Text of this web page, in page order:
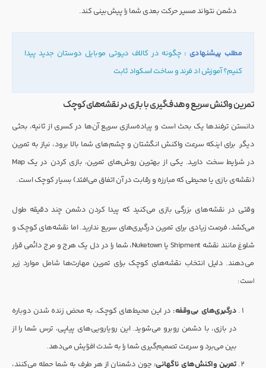
دشمن نتواند مسیر حرکت بعدی شما را پیش‌بینی کند.
مطلب پیشنهادی : چگونه در کالاف دیوتی موبایل دوستان جدید پیدا
کنیم؟ آموزش اد فرند و ساخت اسکواد ثابت
تمرین واکنش سریع و هدف‌گیری با بازی در نقشه‌های کوچک
دانستن ترفندها یک بحث است و پیاده‌سازی سریع آن‌ها در کسری از ثانیه، بحثی
دیگر. برای اینکه سرعت واکنش انگشتان و چشم‌های شما بالا برود، نیاز به تمرین
در شرایط سخت دارید. یکی از بهترین روش‌های تمرین، بازی کردن در یک Map
(نقشه‌ی بازی یا محیطی که مبارزه و رقابت در آن اتفاق می‌افتد) بسیار کوچک است.
وقتی در نقشه‌های بزرگی بازی می‌کنید که پیدا کردن دشمن چند دقیقه طول
می‌کشد، فرصت زیادی برای تمرین درگیری‌های سریع ندارید. اما نقشه‌های کوچک و
شلوغ مانند نقشه Shipment یا Nuketown، شما را در دل یک هرج و مرجِ دائمی قرار
می‌دهند. دلیل انتخاب نقشه‌های کوچک برای تمرین مهارت‌ها شامل موارد زیر
است:
درگیری‌های بی‌وقفه: در این محیط‌های کوچک، به محض زنده شدن دوباره
در بازی، با دشمن روبرو می‌شوید. این رویارویی‌های پیاپی، ترس شما را از
بین می‌برد و سرعت تصمیم‌گیری شما را به شدت افزایش می‌دهد.
تمرین واکنش‌های ناگهانی: چون دشمنان از هر طرف به شما حمله می‌کنند،